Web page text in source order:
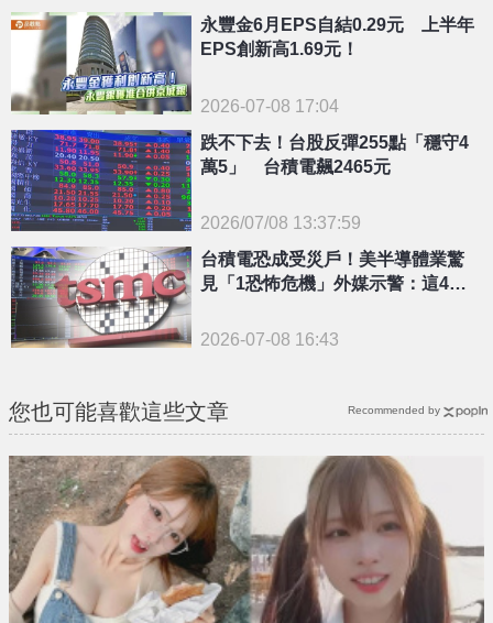
{PLAYICON}
永豐金6月EPS自結0.29元 上半年
EPS創新高1.69元！
2026-07-08 17:04
{PLAYICON}
跌不下去！台股反彈255點「穩守4
萬5」 台積電飆2465元
2026/07/08 13:37:59
台積電恐成受災戶！美半導體業驚
見「1恐怖危機」外媒示警：這4大
2026-07-08 16:43
您也可能喜歡這些文章 Recommended by